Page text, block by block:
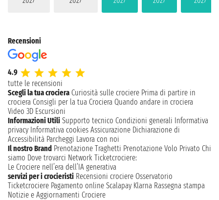
Recensioni
4.9
tutte le recensioni
Scegli la tua crociera Curiosità sulle crociere Prima di partire in
crociera Consigli per la tua Crociera Quando andare in crociera
Video 3D Escursioni
Informazioni Utili Supporto tecnico Condizioni generali Informativa
privacy Informativa cookies Assicurazione Dichiarazione di
Accessibilità Parcheggi Lavora con noi
Il nostro Brand Prenotazione Traghetti Prenotazione Volo Privato Chi
siamo Dove trovarci Network Ticketcrociere:
Le Crociere nell’era dell’IA generativa
servizi per i crocieristi Recensioni crociere Osservatorio
Ticketcrociere Pagamento online Scalapay Klarna Rassegna stampa
Notizie e Aggiornamenti Crociere